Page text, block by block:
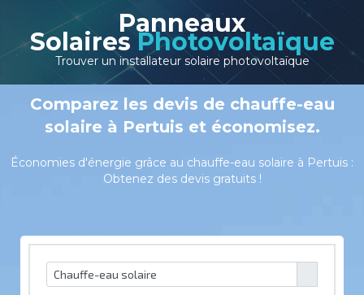
Panneaux
Solaires Photovoltaïque
Trouver un installateur solaire photovoltaïque
Comparez les devis de chauffe-eau
solaire à Pertuis et économisez.
Économies d'énergie grâce au chauffe-eau solaire à Pertuis :
Obtenez des devis gratuits !